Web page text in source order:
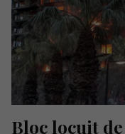
Bloc locuit de